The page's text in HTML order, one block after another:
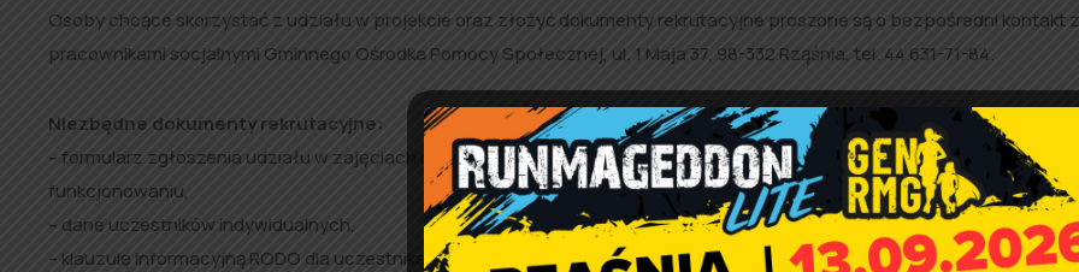
Osoby chcące skorzystać z udziału w projekcie oraz złożyć dokumenty rekrutacyjne proszone są o bezpośredni kontakt z
pracownikami socjalnymi Gminnego Ośrodka Pomocy Społecznej, ul. 1 Maja 37, 98-332 Rząśnia, tel. 44 631-71-84.
Niezbędne dokumenty rekrutacyjne:
– formularz zgłoszenia udziału w zajęciach realizowanych w Klubie dla osób potrzebujących wsparcia w codziennym
funkcjonowaniu,
– dane uczestników indywidualnych,
– klauzulę informacyjną RODO dla uczestnika indywidualnego projektu,